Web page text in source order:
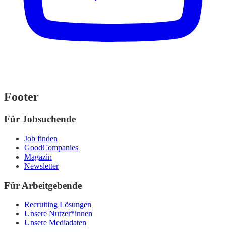
Footer
Für Jobsuchende
Job finden
GoodCompanies
Magazin
Newsletter
Für Arbeitgebende
Recruiting Lösungen
Unsere Nutzer*innen
Unsere Mediadaten